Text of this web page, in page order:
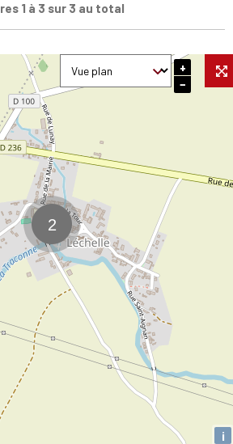
1 à 3 sur 3 au total
i
+
−